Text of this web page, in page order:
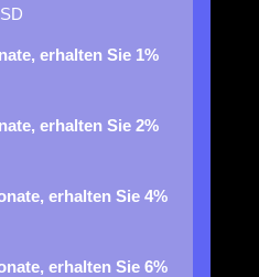
erhalten Sie 1%
erhalten Sie 2%
erhalten Sie 4%
erhalten Sie 6%